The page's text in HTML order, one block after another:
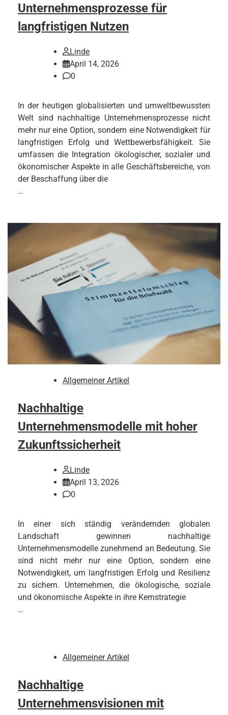
Unternehmensprozesse für
langfristigen Nutzen
Linde
April 14, 2026
0
In der heutigen globalisierten und umweltbewussten
Welt sind nachhaltige Unternehmensprozesse nicht
mehr nur eine Option, sondern eine Notwendigkeit für
langfristigen Erfolg und Wettbewerbsfähigkeit. Sie
umfassen die Integration ökologischer, sozialer und
ökonomischer Aspekte in alle Geschäftsbereiche, von
der Beschaffung über die
…
Allgemeiner Artikel
Nachhaltige
Unternehmensmodelle mit hoher
Zukunftssicherheit
Linde
April 13, 2026
0
In einer sich ständig verändernden globalen
Landschaft gewinnen nachhaltige
Unternehmensmodelle zunehmend an Bedeutung. Sie
sind nicht mehr nur eine Option, sondern eine
Notwendigkeit, um langfristigen Erfolg und Resilienz
zu sichern. Unternehmen, die ökologische, soziale
und ökonomische Aspekte in ihre Kernstrategie
…
Allgemeiner Artikel
Nachhaltige
Unternehmensvisionen mit